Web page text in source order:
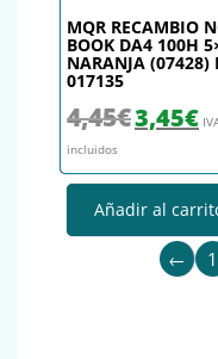
MQR RECAMBIO
BOOK DA4 100H
NARANJA (07428)
017135
4,45€ El precio
3,45€El
incluidos
Añadir al
← 1